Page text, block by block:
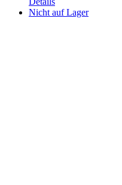
Nicht auf Lager